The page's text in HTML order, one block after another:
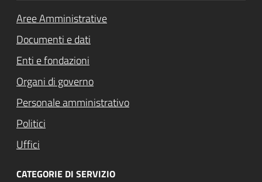
Aree Amministrative
Documenti e dati
Enti e fondazioni
Organi di governo
Personale amministrativo
Politici
Uffici
CATEGORIE DI SERVIZIO